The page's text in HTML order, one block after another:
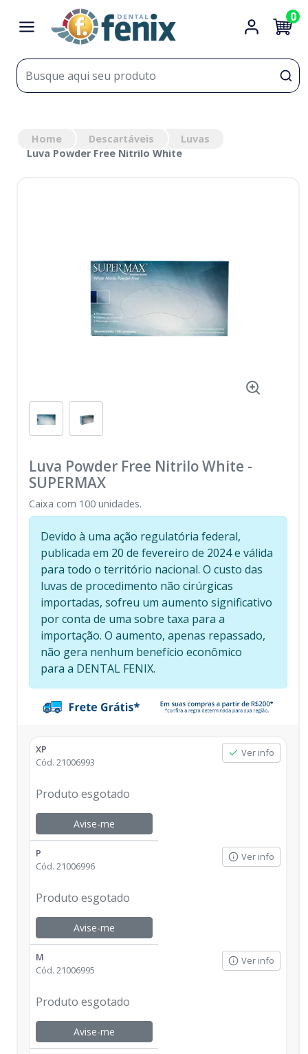
0
Home Descartáveis
Luvas
Luva Powder Free Nitrilo White
Luva Powder Free Nitrilo White -
SUPERMAX
Caixa com 100 unidades.
Devido à uma ação regulatória federal,
publicada em 20 de fevereiro de 2024 e válida
para todo o território nacional. O custo das
luvas de procedimento não cirúrgicas
importadas, sofreu um aumento significativo
por conta de uma sobre taxa para a
importação. O aumento, apenas repassado,
não gera nenhum benefício econômico
para a DENTAL FENIX.
XP
Cód. 21006993
Ver info
Produto esgotado
Avise-me
P
Cód. 21006996
Ver info
Produto esgotado
Avise-me
M
Cód. 21006995
Ver info
Produto esgotado
Avise-me